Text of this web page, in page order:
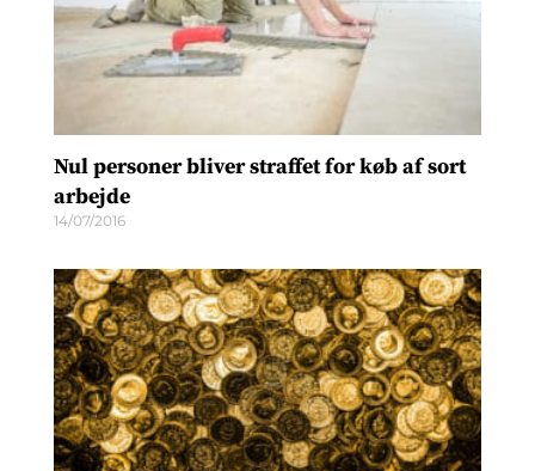
Nul personer bliver straffet for køb af sort
arbejde
14/07/2016